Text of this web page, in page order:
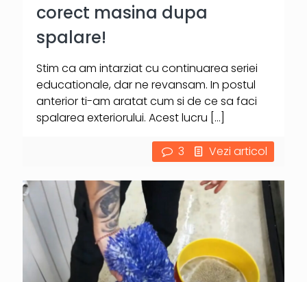
corect masina dupa
spalare!
Stim ca am intarziat cu continuarea seriei
educationale, dar ne revansam. In postul
anterior ti-am aratat cum si de ce sa faci
spalarea exteriorului. Acest lucru […]
3 Vezi articol